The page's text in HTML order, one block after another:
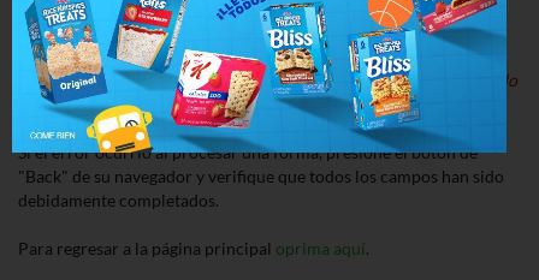
Nuestro sistema ha detectado un error al procesar la página.
Detalle del Error: El producto que buscas está suspendido o ha sido
descontinuado.
Si el error ocurrió al procesar una forma, presione el botón de
"Back" de su navegador y verifique que todos los campos han sido
debidamente completados.
Para regresar a la página principal oprima aquí.